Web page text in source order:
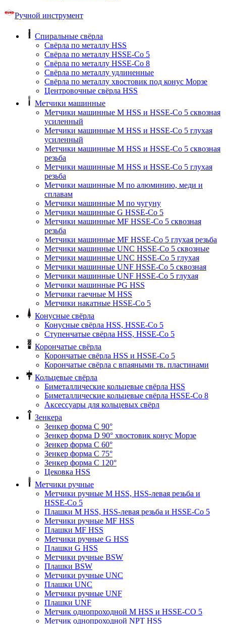
Ручной инструмент
Спиральные свёрла
Свёрла по металлу HSS
Свёрла по металлу HSSE-Co 5
Свёрла по металлу HSSE-Co 8
Свёрла по металлу удлиненные
Свёрла по металлу хвостовик под конус Морзе
Центровочные свёрла HSS
Метчики машинные
Метчики машинные M HSS и HSSE-Co 5 сквозная
усиленный
Метчики машинные M HSS и HSSE-Co 5 глухая
усиленный
Метчики машинные M HSS и HSSE-Co 5 сквозная
резьба
Метчики машинные M HSS и HSSE-Co 5 глухая
резьба
Метчики машинные M по алюминию, меди и
сплавам
Метчики машинные M по чугуну
Метчики машинные G HSSE-Co 5
Метчики машинные MF HSSE-Co 5 сквозная
резьба
Метчики машинные MF HSSE-Co 5 глухая резьба
Метчики машинные UNC HSSE-Co 5 сквозные
Метчики машинные UNC HSSE-Co 5 глухая
Метчики машинные UNF HSSE-Co 5 сквозная
Метчики машинные UNF HSSE-Co 5 глухая
Метчики машинные PG HSS
Метчики гаечные M HSS
Метчики накатные HSSE-Co 5
Конусные свёрла
Конусные свёрла HSS, HSSE-Co 5
Ступенчатые свёрла HSS, HSSE-Co 5
Корончатые свёрла
Корончатые свёрла HSS и HSSE-Co 5
Корончатые свёрла с впаяными тв. пластинами
Кольцевые свёрла
Биметаллические кольцевые свёрла HSS
Биметаллические кольцевые свёрла HSSE-Co 8
Аксессуары для кольцевых свёрл
Зенкера
Зенкер форма С 90°
Зенкер форма D 90° хвостовик конус Морзе
Зенкер форма С 60°
Зенкер форма С 75°
Зенкер форма С 120°
Цековка HSS
Метчики ручные
Метчики ручные M HSS, HSS-левая резьба и
HSSE-Co 5
Плашки M HSS, HSS-левая резьба и HSSE-Co 5
Метчики ручные MF HSS
Плашки MF HSS
Метчики ручные G HSS
Плашки G HSS
Метчики ручные BSW
Плашки BSW
Метчики ручные UNC
Плашки UNC
Метчики ручные UNF
Плашки UNF
Метчик однопроходной M HSS и HSSE-CO 5
Метчик однопроходной NPT HSS